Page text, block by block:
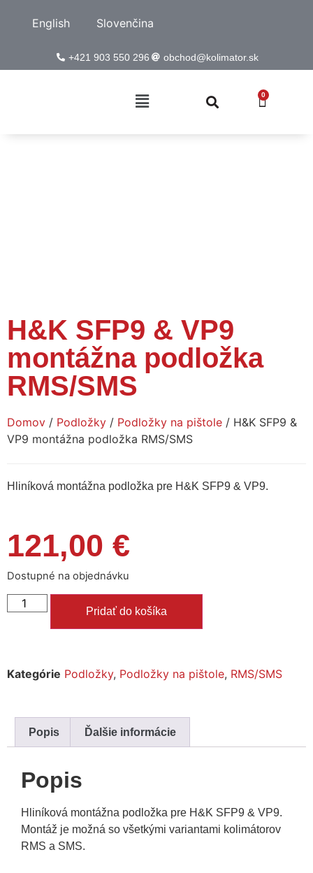
English Slovenčina
+421 903 550 296 obchod@kolimator.sk
0
H&K SFP9 & VP9
montážna podložka
RMS/SMS
Domov / Podložky / Podložky na pištole / H&K SFP9 &
VP9 montážna podložka RMS/SMS
Hliníková montážna podložka pre H&K SFP9 & VP9.
121,00 €
Dostupné na objednávku
Pridať do košíka
Kategórie Podložky, Podložky na pištole, RMS/SMS
Popis Ďalšie informácie
Popis
Hliníková montážna podložka pre H&K SFP9 & VP9.
Montáž je možná so všetkými variantami kolimátorov
RMS a SMS.